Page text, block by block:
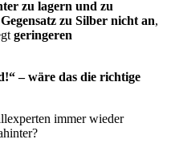
zu lagern und zu
zu Silber nicht an,
geringeren
– wäre das die richtige
immer wieder